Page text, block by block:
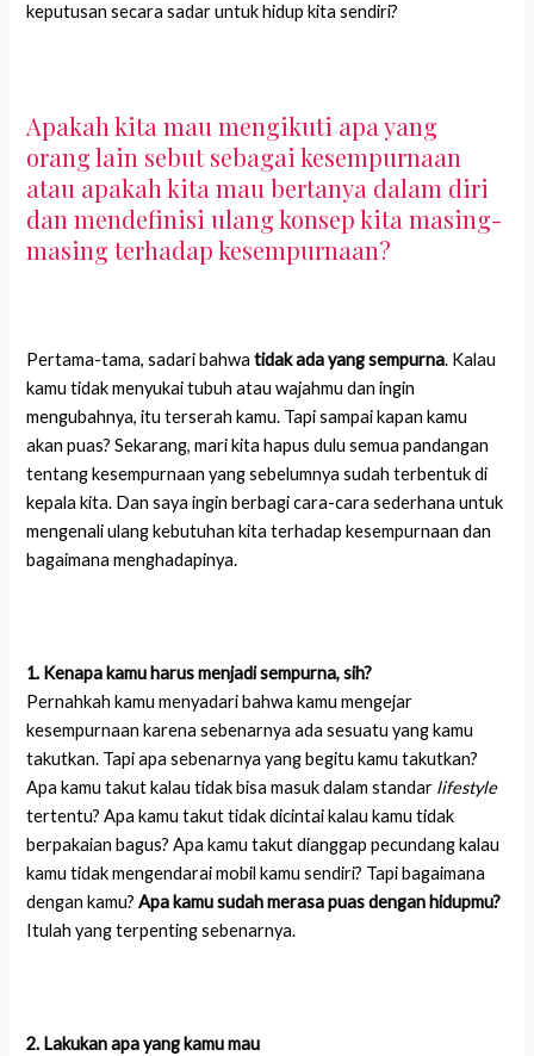
keputusan secara sadar untuk hidup kita sendiri?
Apakah kita mau mengikuti apa yang
orang lain sebut sebagai kesempurnaan
atau apakah kita mau bertanya dalam diri
dan mendefinisi ulang konsep kita masing-
masing terhadap kesempurnaan?
Pertama-tama, sadari bahwatidak ada yang sempurna. Kalau
kamu tidak menyukai tubuh atau wajahmu dan ingin
mengubahnya, itu terserah kamu. Tapi sampai kapan kamu
akan puas? Sekarang, mari kita hapus dulu semua pandangan
tentang kesempurnaan yang sebelumnya sudah terbentuk di
kepala kita. Dan saya ingin berbagi cara-cara sederhana untuk
mengenali ulang kebutuhan kita terhadap kesempurnaan dan
bagaimana menghadapinya.
1. Kenapa kamu harus menjadi sempurna, sih?
Pernahkah kamu menyadari bahwa kamu mengejar
kesempurnaan karena sebenarnya ada sesuatu yang kamu
takutkan. Tapi apa sebenarnya yang begitu kamu takutkan?
Apa kamu takut kalau tidak bisa masuk dalam standar lifestyle
tertentu? Apa kamu takut tidak dicintai kalau kamu tidak
berpakaian bagus? Apa kamu takut dianggap pecundang kalau
kamu tidak mengendarai mobil kamu sendiri? Tapi bagaimana
dengan kamu?Apa kamu sudah merasa puas dengan hidupmu?
Itulah yang terpenting sebenarnya.
2. Lakukan apa yang kamu mau